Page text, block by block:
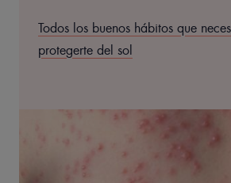
Todos los buenos hábitos que
protegerte del sol